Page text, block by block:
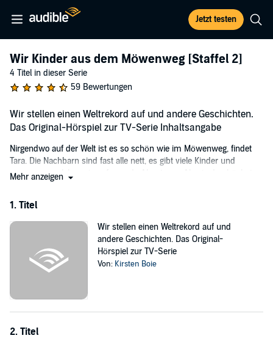
Jetzt testen
Wir Kinder aus dem Möwenweg [Staffel 2]
4 Titel in dieser Serie
59 Bewertungen
Wir stellen einen Weltrekord auf und andere Geschichten.
Das Original-Hörspiel zur TV-Serie Inhaltsangabe
Nirgendwo auf der Welt ist es so schön wie im Möwenweg, findet
Tara. Die Nachbarn sind fast alle nett, es gibt viele Kinder und
zusammen erleben sie aufregende Abenteuer. Als sie den höchsten
die Nachbarin suchen, ihr Taschengeld aufbessern und einen Teich
retten - im Möwenweg ist immer etwas los!
©2017 Wunderwerk (P)2018 Oetinger Media GmbH, Hamburg. Ein
Unternehmen der Verlagsgruppe Oetinger.
Mehr anzeigen
1. Titel
Wir stellen einen Weltrekord auf und
andere Geschichten. Das Original-
Hörspiel zur TV-Serie
Von: Kirsten Boie
2. Titel